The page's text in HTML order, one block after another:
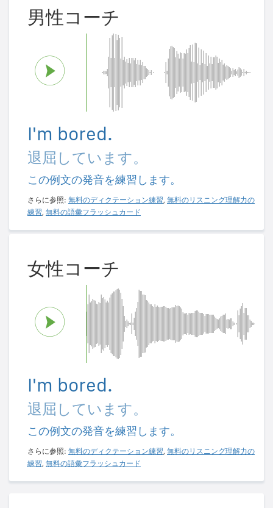
男性コーチ
I'm bored.
退屈しています。
この例文の発音を練習します。
さらに参照: 無料のディクテーション練習, 無料のリスニング理解力の
練習, 無料の語彙フラッシュカード
女性コーチ
I'm bored.
退屈しています。
この例文の発音を練習します。
さらに参照: 無料のディクテーション練習, 無料のリスニング理解力の
練習, 無料の語彙フラッシュカード